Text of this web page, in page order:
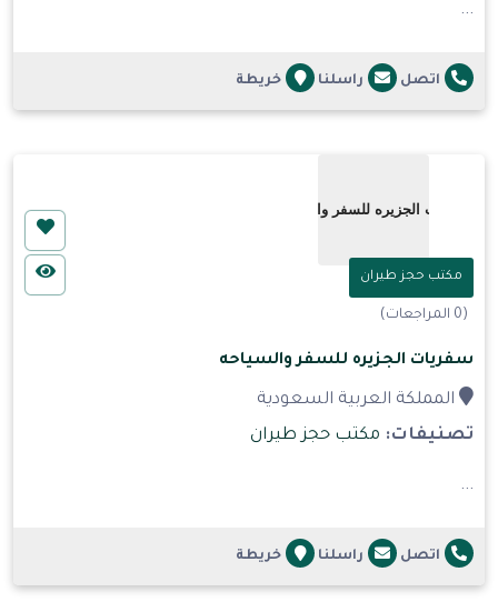
...
اتصل راسلنا خريطة
مكتب حجز طيران
(0 المراجعات)
سفريات الجزيره للسفر والسياحه
المملكة العربية السعودية
تصنيفات: مكتب حجز طيران
...
اتصل راسلنا خريطة